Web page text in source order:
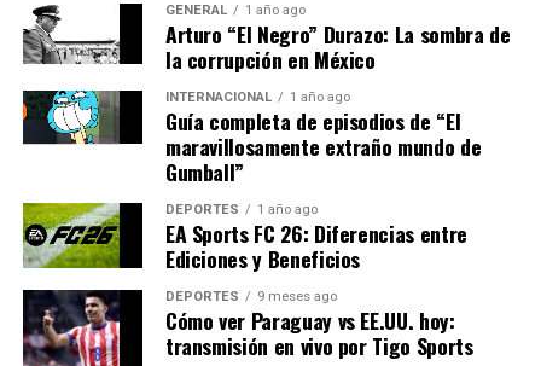
“Siempre quise ser
reservista tras terminar el
Servicio Militar también de
oficial, alférez, porque
entonces había una vía de
acceso que era el servicio
de formación de cuadros de
mando.”
GENERAL 1 año ago
Arturo “El Negro” Durazo: La sombra de
la corrupción en México
INTERNACIONAL 1 año ago
Guía completa de episodios de “El
maravillosamente extraño mundo de
Gumball”
DEPORTES 1 año ago
EA Sports FC 26: Diferencias entre
Ediciones y Beneficios
DEPORTES 9 meses ago
Cómo ver Paraguay vs EE.UU. hoy:
transmisión en vivo por Tigo Sports